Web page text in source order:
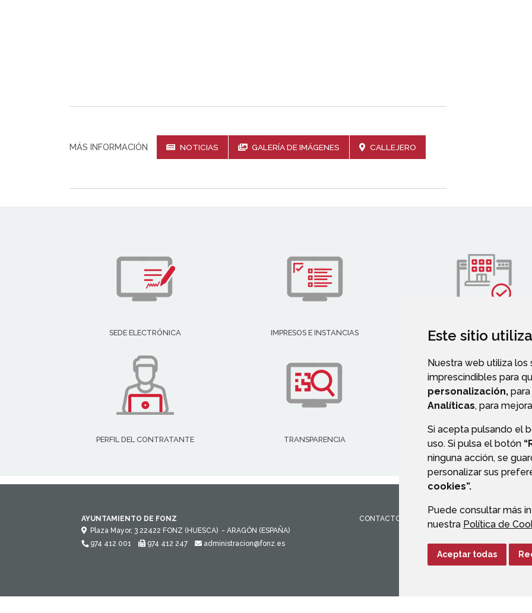
Este sitio
Nuestra web utiliza los
imprescindibles para
personalización,
Analíticas, para
Si acepta pulsando el
uso. Si pulsa el botón
ninguna acción, se
personalizar sus
cookies”.
Puede consultar más
nuestra Política de
Aceptar todas
MÁS INFORMACIÓN NOTICIAS GALERÍA DE IMÁGENES CALLEJERO
SEDE ELECTRÓNICA IMPRESOS E INSTANCIAS
DIRECTORIO EMPRESARIAL
PERFIL DEL CONTRATANTE TRANSPARENCIA VALIDACIÓN DE
AYUNTAMIENTO DE FONZ
Plaza Mayor, 3 22422 FONZ (HUESCA) - ARAGÓN (ESPAÑA)
974 412 001
974 412 247 administracion@fonz.es
CONTACTO AVISO LEGAL